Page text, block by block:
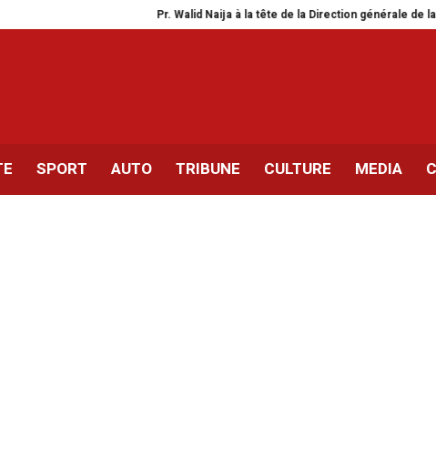
Pr. Walid Naija à la tête de la Direction générale de la santé
SPORT AUTO TRIBUNE CULTURE MEDIA